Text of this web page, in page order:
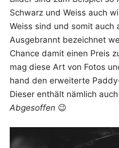
Schwarz und Weiss auch
Weiss sind und somit auch
Aus­ge­brannt bezeich­net
Chan­ce damit einen Preis
mag die­se Art von Fotos
hand den erwei­ter­te
Die­ser ent­hält näm­lich
Abge­sof­fen 😉